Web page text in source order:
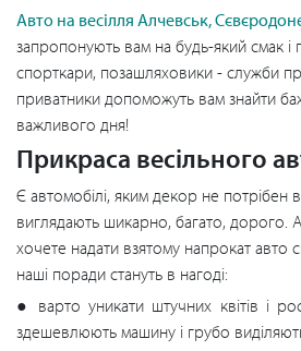
Авто на весілля Алчевськ,
запропонують вам на будь-який смак і
спорткари, позашляховики - служби
приватники допоможуть вам знайти
важливого дня!
Прикраса весільного
Є автомобілі, яким декор не потрібен
виглядають шикарно, багато, дорого.
хочете надати взятому напрокат авто
наші поради стануть в нагоді:
● варто уникати штучних квітів і
здешевлюють машину і грубо